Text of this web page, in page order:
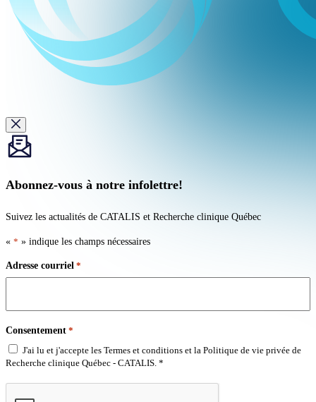
Abonnez-vous à notre infolettre!
Suivez les actualités de CATALIS et Recherche clinique Québec
« * » indique les champs nécessaires
Adresse courriel *
Consentement *
J'ai lu et j'accepte les Termes et conditions et la Politique de vie privée de
Recherche clinique Québec - CATALIS. *